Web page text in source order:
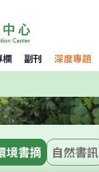
欄 副刊 深度專題
境書摘 自然書訊